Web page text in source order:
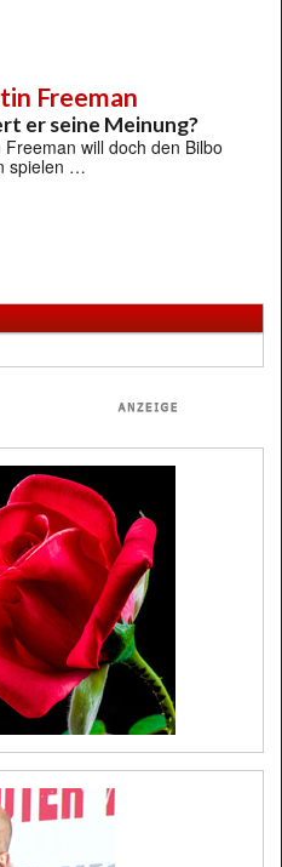
Freeman
er seine Meinung?
Freeman will doch den Bilbo
spielen …